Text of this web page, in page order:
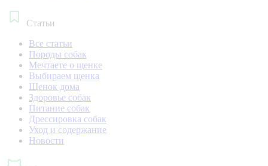
Статьи
Все статьи
Породы собак
Мечтаете о щенке
Выбираем щенка
Щенок дома
Здоровье собак
Питание собак
Дрессировка собак
Уход и содержание
Новости